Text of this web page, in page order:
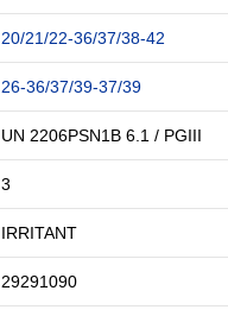
20/21/22-36/37/38-42
26-36/37/39-37/39
UN 2206PSN1B 6.1 / PGIII
3
IRRITANT
29291090